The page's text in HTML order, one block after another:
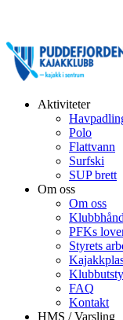
Aktiviteter
Polo
Flattvann
Surfski
SUP brett
Om oss
Om oss
PFKs
Styrets
FAQ
Kontakt
HMS / Varsling